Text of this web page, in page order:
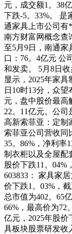
元，成交额1。38
下跌-5。33%。 是
通家具上市公司有
南方财富网概念查
至5月9日，南通家
口：76。4亿元 公
和发卖。 5月8日
显示，2025年家
日10时13分，众望
元，盘中股价最高
22。11亿元。公
高新索菲亚：定制
索菲亚公司营收同
35。86%，净利率
制衣柜以及全屋配
股价下跌11。04%
603833： 家具家
价下跌1。03%，
总市值为402。65
66%，最高价为72
亿元，2025年股价
具板块股票研发收